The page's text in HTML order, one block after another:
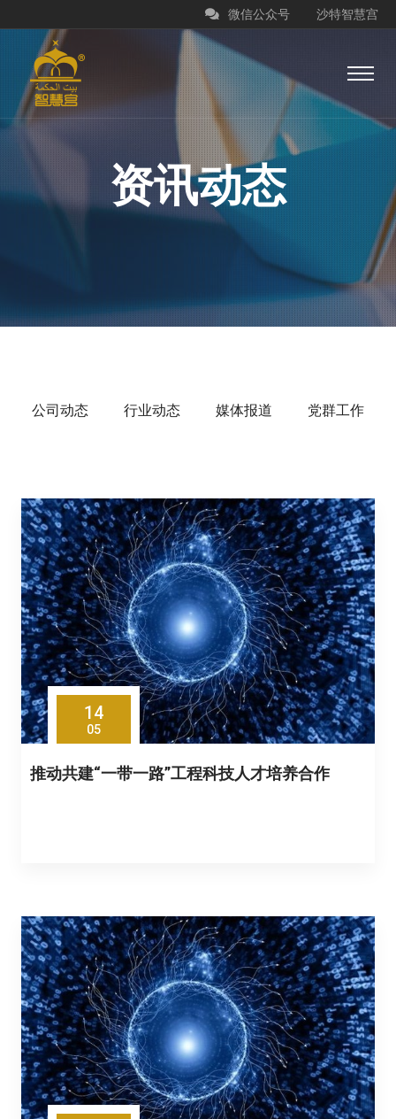
沙特智慧宫
微信公众号
资讯动态
公司动态 行业动态 媒体报道 党群工作
14
05
推动共建“一带一路”工程科技人才培养合作